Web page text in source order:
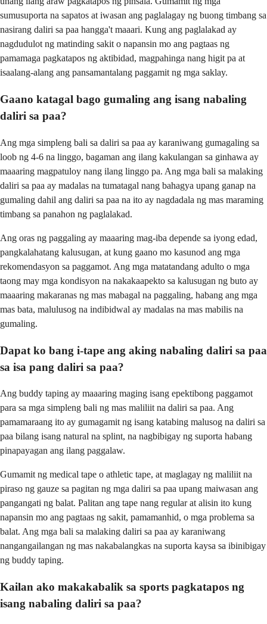
sumusuporta na sapatos at iwasan ang paglalagay ng buong timbang sa
nasirang daliri sa paa hangga't maaari. Kung ang paglalakad ay
nagdudulot ng matinding sakit o napansin mo ang pagtaas ng
pamamaga pagkatapos ng aktibidad, magpahinga nang higit pa at
isaalang-alang ang pansamantalang paggamit ng mga saklay.
Gaano katagal bago gumaling ang isang nabaling
daliri sa paa?
Ang mga simpleng bali sa daliri sa paa ay karaniwang gumagaling sa
loob ng 4-6 na linggo, bagaman ang ilang kakulangan sa ginhawa ay
maaaring magpatuloy nang ilang linggo pa. Ang mga bali sa malaking
daliri sa paa ay madalas na tumatagal nang bahagya upang ganap na
gumaling dahil ang daliri sa paa na ito ay nagdadala ng mas maraming
timbang sa panahon ng paglalakad.
Ang oras ng paggaling ay maaaring mag-iba depende sa iyong edad,
pangkalahatang kalusugan, at kung gaano mo kasunod ang mga
rekomendasyon sa paggamot. Ang mga matatandang adulto o mga
taong may mga kondisyon na nakakaapekto sa kalusugan ng buto ay
maaaring makaranas ng mas mabagal na paggaling, habang ang mga
mas bata, malulusog na indibidwal ay madalas na mas mabilis na
gumaling.
Dapat ko bang i-tape ang aking nabaling daliri sa paa
sa isa pang daliri sa paa?
Ang buddy taping ay maaaring maging isang epektibong paggamot
para sa mga simpleng bali ng mas maliliit na daliri sa paa. Ang
pamamaraang ito ay gumagamit ng isang katabing malusog na daliri sa
paa bilang isang natural na splint, na nagbibigay ng suporta habang
pinapayagan ang ilang paggalaw.
Gumamit ng medical tape o athletic tape, at maglagay ng maliliit na
piraso ng gauze sa pagitan ng mga daliri sa paa upang maiwasan ang
pangangati ng balat. Palitan ang tape nang regular at alisin ito kung
napansin mo ang pagtaas ng sakit, pamamanhid, o mga problema sa
balat. Ang mga bali sa malaking daliri sa paa ay karaniwang
nangangailangan ng mas nakabalangkas na suporta kaysa sa ibinibigay
ng buddy taping.
Kailan ako makakabalik sa sports pagkatapos ng
isang nabaling daliri sa paa?